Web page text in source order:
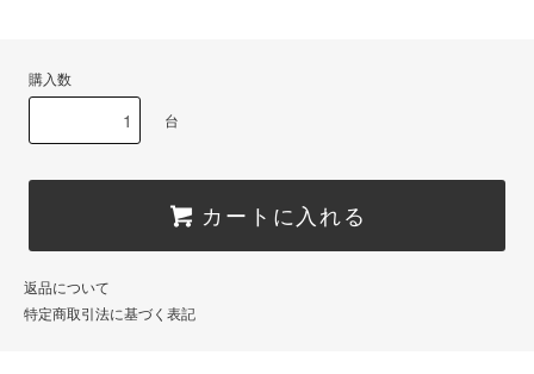
購入数
台
カートに入れる
返品について
特定商取引法に基づく表記